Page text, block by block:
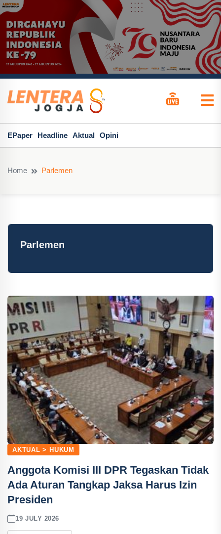
EPaper Headline Aktual Opini
Home Parlemen
Parlemen
AKTUAL > HUKUM
Anggota Komisi III DPR Tegaskan Tidak
Ada Aturan Tangkap Jaksa Harus Izin
Presiden
19 JULY 2026